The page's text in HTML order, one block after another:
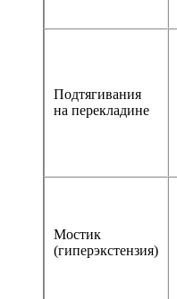
Подтягивания
на перекладине
Мостик
(гиперэкстензия)